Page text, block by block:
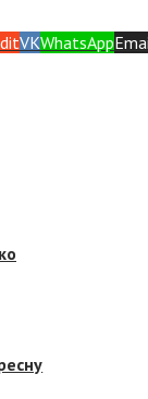
VKWhatsApp